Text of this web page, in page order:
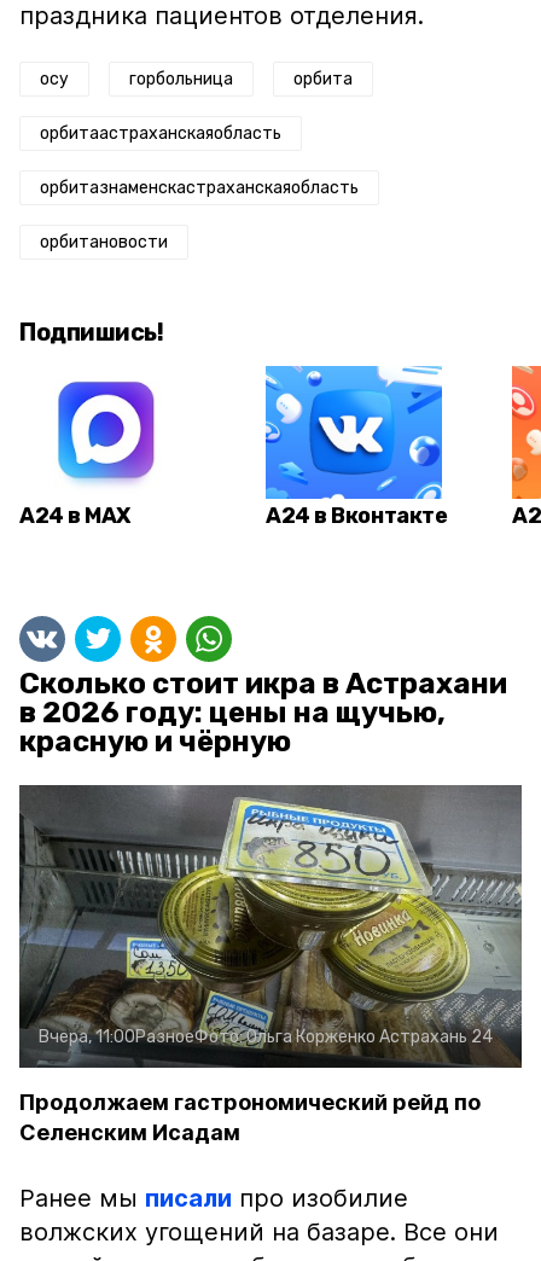
праздника пациентов отделения.
осу горбольница орбита
орбитаастраханскаяобласть
орбитазнаменскастраханскаяобласть
орбитановости
Подпишись!
А24 в MAX А24 в Вконтакте
Сколько стоит икра в Астрахани
в 2026 году: цены на щучью,
красную и чёрную
Вчера, 11:00РазноеФото:Ольга Корженко Астрахань 24
Продолжаем гастрономический рейд по
Селенским Исадам
Ранее мы писали про изобилие
волжских угощений на базаре. Все они